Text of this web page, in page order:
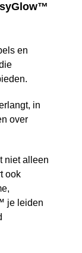
en
in
over
niet alleen
ook
je leiden